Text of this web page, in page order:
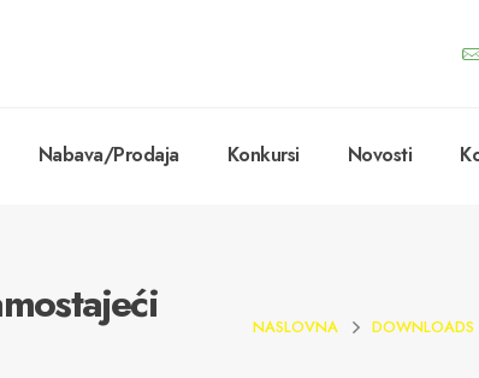
Nabava/Prodaja Konkursi Novosti
NASLOVNA DOWNLOADS